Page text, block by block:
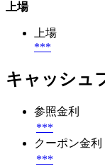
上場
上場
***
キャッシュ
参照金利
***
クーポン金利
***